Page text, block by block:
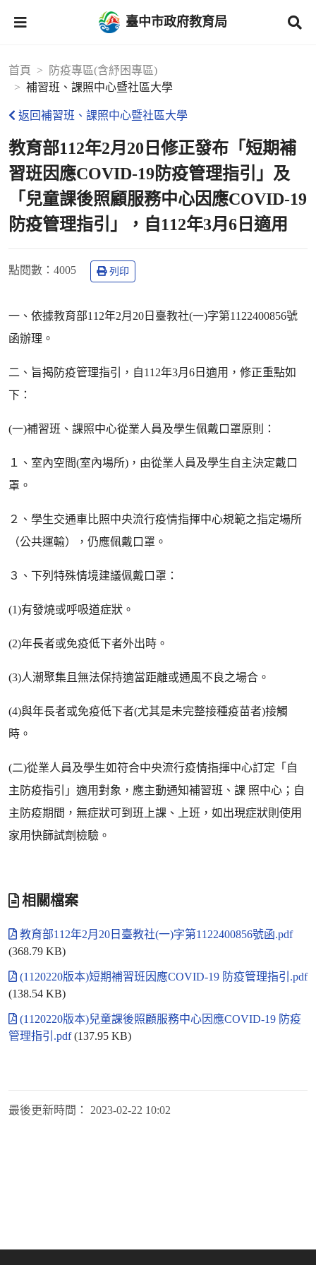
臺中市政府教育局
首頁
防疫專區(含紓困專區)
補習班、課照中心暨社區大學
返回補習班、課照中心暨社區大學
教育部112年2月20日修正發布「短期補
習班因應COVID-19防疫管理指引」及
「兒童課後照顧服務中心因應COVID-19
防疫管理指引」，自112年3月6日適用
點閱數 ：4005 列印
一、依據教育部112年2月20日臺教社(一)字第1122400856號
函辦理。
二、旨揭防疫管理指引，自112年3月6日適用，修正重點如
下：
(一)補習班、課照中心從業人員及學生佩戴口罩原則：
１、室內空間(室內場所)，由從業人員及學生自主決定戴口
罩。
２、學生交通車比照中央流行疫情指揮中心規範之指定場所
（公共運輸），仍應佩戴口罩。
３、下列特殊情境建議佩戴口罩：
(1)有發燒或呼吸道症狀。
(2)年長者或免疫低下者外出時。
(3)人潮聚集且無法保持適當距離或通風不良之場合。
(4)與年長者或免疫低下者(尤其是未完整接種疫苗者)接觸
時。
(二)從業人員及學生如符合中央流行疫情指揮中心訂定「自
主防疫指引」適用對象，應主動通知補習班、課 照中心；自
主防疫期間，無症狀可到班上課、上班，如出現症狀則使用
家用快篩試劑檢驗。
相關檔案
教育部112年2月20日臺教社(一)字第1122400856號函.pdf
(368.79 KB)
(1120220版本)短期補習班因應COVID-19 防疫管理指引.pdf
(138.54 KB)
(1120220版本)兒童課後照顧服務中心因應COVID-19 防疫
管理指引.pdf(137.95 KB)
最後更新時間： 2023-02-22 10:02